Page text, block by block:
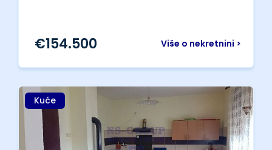
Više o nekretnini >
€154.500
Kuće